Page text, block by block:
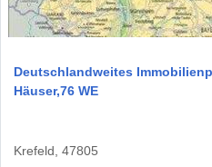
Deutschlandweites
Häuser,76 WE
Krefeld, 47805